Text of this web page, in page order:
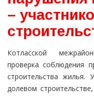
–
Котласской
проверка соблюдения
строительства
долевом